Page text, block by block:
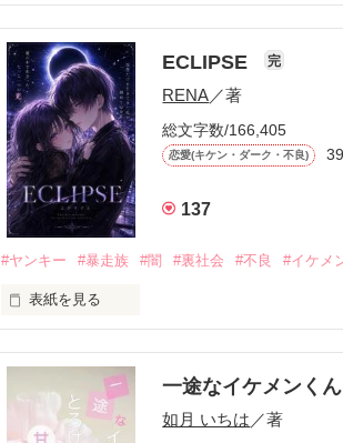
モテる人を好きになるのが怖かった。
だから私は、中学時代に大好きだった彼を自分
もう会うことはないと思っていたのに、
高校生になって再会した彼は、隣の学校で”王
他の女の子には冷たいのに
「澪ちゃん。」
それは止まっていた恋が再び動き始める合図
✨.ﾟ･*..☆.｡.:*✨.☆.｡.:. *:ﾟ✨.ﾟ･*..☆.｡.:*✨
ECLIPSE 完
RENA／著
総文字数/166,405
恋愛(キケン・ダーク・不良)
137
#ヤンキー #暴走族 #闇 #裏社会 #不良 #イケメ
表紙を見る
一途なイケメンく
如月 いちは ／著